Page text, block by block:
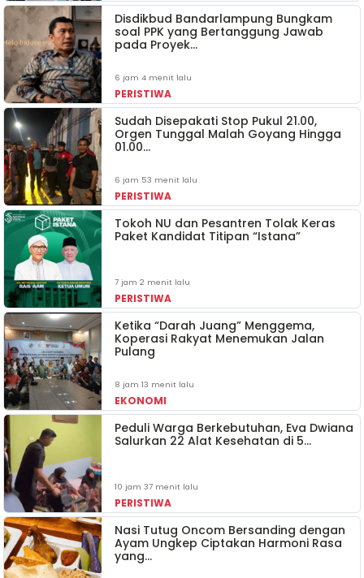
Disdikbud Bandarlampung Bungkam
soal PPK yang Bertanggung Jawab
pada Proyek…
6 jam 4 menit lalu
PERISTIWA
Sudah Disepakati Stop Pukul 21.00,
Orgen Tunggal Malah Goyang Hingga
01.00…
6 jam 53 menit lalu
PERISTIWA
Tokoh NU dan Pesantren Tolak Keras
Paket Kandidat Titipan “Istana”
7 jam 2 menit lalu
PERISTIWA
Ketika “Darah Juang” Menggema,
Koperasi Rakyat Menemukan Jalan
Pulang
8 jam 13 menit lalu
EKONOMI
Peduli Warga Berkebutuhan, Eva Dwiana
Salurkan 22 Alat Kesehatan di 5…
10 jam 37 menit lalu
PERISTIWA
Nasi Tutug Oncom Bersanding dengan
Ayam Ungkep Ciptakan Harmoni Rasa
yang…